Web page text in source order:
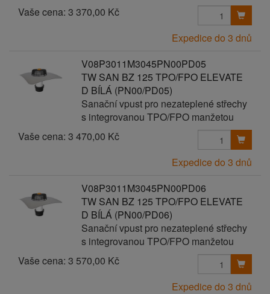
Vaše cena: 3 370,00 Kč
Expedice do 3 dnů
V08P3011M3045PN00PD05
TW SAN BZ 125 TPO/FPO ELEVATE
D BÍLÁ (PN00/PD05)
Sanační vpust pro nezateplené střechy
s integrovanou TPO/FPO manžetou
Vaše cena: 3 470,00 Kč
Expedice do 3 dnů
V08P3011M3045PN00PD06
TW SAN BZ 125 TPO/FPO ELEVATE
D BÍLÁ (PN00/PD06)
Sanační vpust pro nezateplené střechy
s integrovanou TPO/FPO manžetou
Vaše cena: 3 570,00 Kč
Expedice do 3 dnů